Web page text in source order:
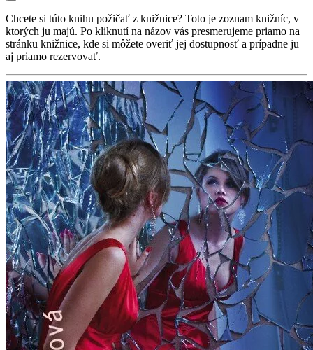
Chcete si túto knihu požičať z knižnice? Toto je zoznam knižníc, v
ktorých ju majú. Po kliknutí na názov vás presmerujeme priamo na
stránku knižnice, kde si môžete overiť jej dostupnosť a prípadne ju
aj priamo rezervovať.